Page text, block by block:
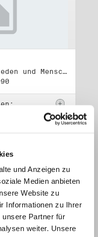
und Anzeigen zu
Medien anbieten
Website zu
Informationen zu Ihrer
unsere Partner für
weiter. Unsere
Titel: Initiative Frieden und Menschenrechte, Volkskammerwahl 18.3.1990